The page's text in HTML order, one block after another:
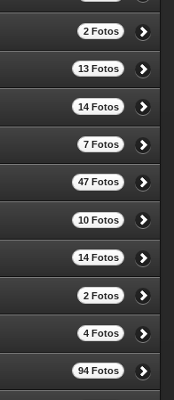
2 Fotos
13 Fotos
14 Fotos
7 Fotos
47 Fotos
10 Fotos
14 Fotos
2 Fotos
4 Fotos
94 Fotos